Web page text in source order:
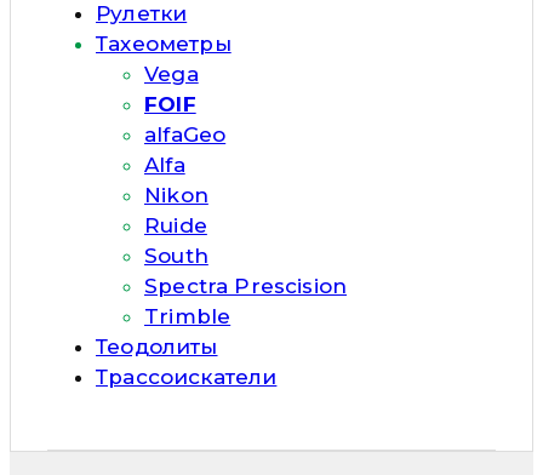
Рулетки
Тахеометры
Vega
FOIF
alfaGeo
Alfa
Nikon
Ruide
South
Spectra Prescision
Trimble
Теодолиты
Трассоискатели